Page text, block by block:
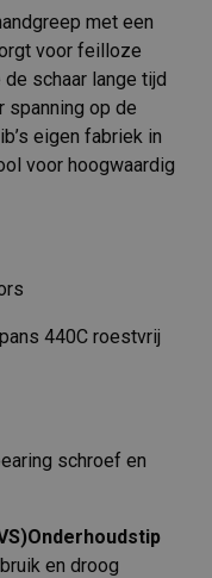
met een
voor feilloze
schaar lange tijd
spanning op de
eigen fabriek in
voor hoogwaardig
440C roestvrij
schroef en
en droog